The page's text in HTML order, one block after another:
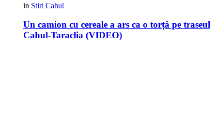
in Stiri Cahul
Un camion cu cereale a ars ca o torță pe traseul
Cahul-Taraclia (VIDEO)